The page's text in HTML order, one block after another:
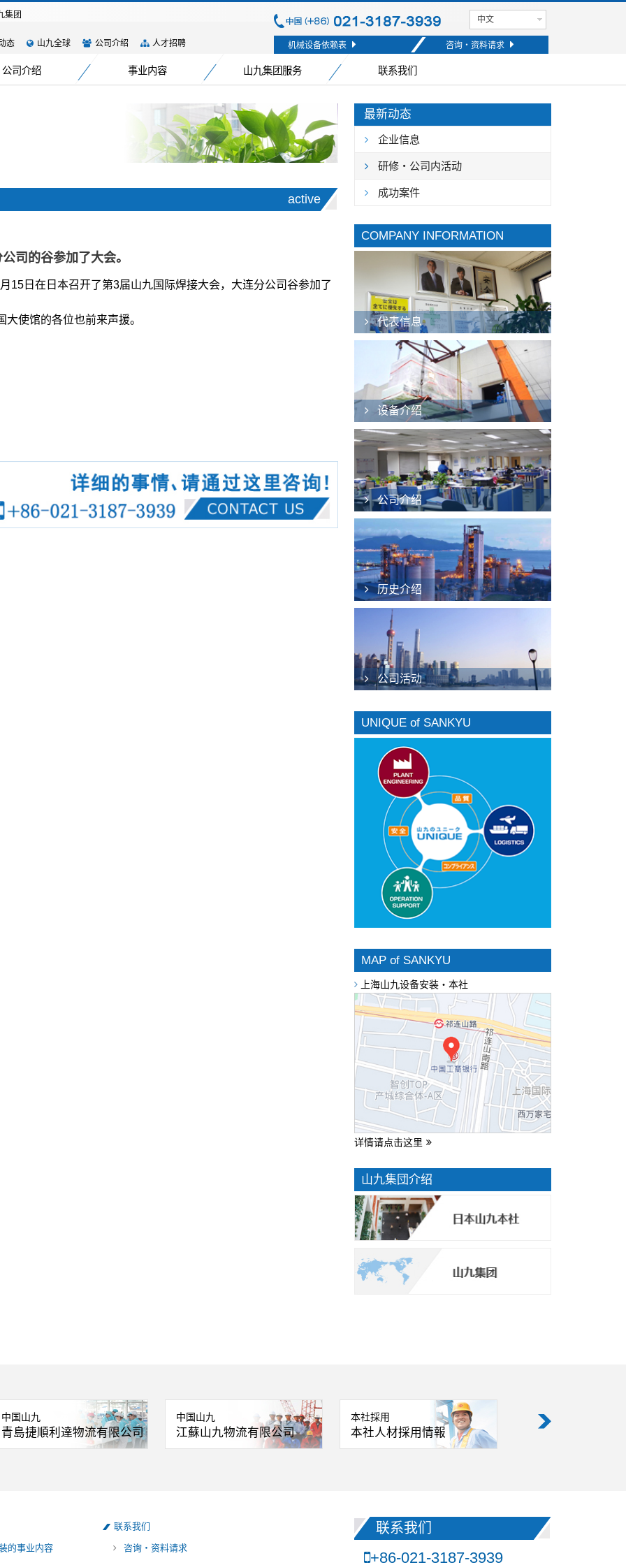
集团
态 山九全球 公司介绍 人才招聘
公司介绍 事业内容 山九集团服务 联系我们
中文
机械设备依赖表 咨询・资料请求
active
司的谷参加了大会。
15日在日本召开了第3届山九国际焊接大会，大连分公司谷参加了
大使馆的各位也前来声援。
最新动态
企业信息
研修・公司内活动
成功案件
COMPANY INFORMATION
代表信息
设备介绍
公司介绍
历史介绍
公司活动
UNIQUE of SANKYU
MAP of SANKYU
上海山九设备安装・本社
详情请点击这里
山九集団介绍
中国山九
青島捷順利達物流有限公司
中国山九
江蘇山九物流有限公司
本社採用
本社人材採用情報
支部採用
支部人材採用情報
的事业内容
联系我们
咨询・资料请求
联系我们
+86-021-3187-3939